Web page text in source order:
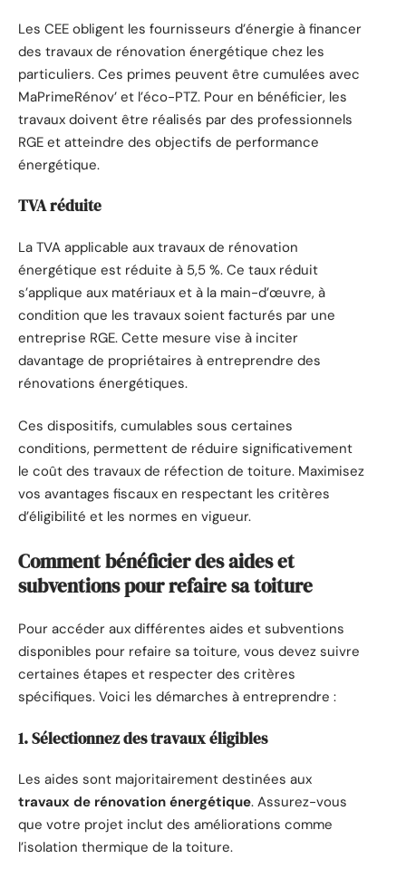
Les CEE obligent les fournisseurs d’énergie à financer
des travaux de rénovation énergétique chez les
particuliers. Ces primes peuvent être cumulées avec
MaPrimeRénov’ et l’éco-PTZ. Pour en bénéficier, les
travaux doivent être réalisés par des professionnels
RGE et atteindre des objectifs de performance
énergétique.
TVA réduite
La TVA applicable aux travaux de rénovation
énergétique est réduite à 5,5 %. Ce taux réduit
s’applique aux matériaux et à la main-d’œuvre, à
condition que les travaux soient facturés par une
entreprise RGE. Cette mesure vise à inciter
davantage de propriétaires à entreprendre des
rénovations énergétiques.
Ces dispositifs, cumulables sous certaines
conditions, permettent de réduire significativement
le coût des travaux de réfection de toiture. Maximisez
vos avantages fiscaux en respectant les critères
d’éligibilité et les normes en vigueur.
Comment bénéficier des aides et
subventions pour refaire sa toiture
Pour accéder aux différentes aides et subventions
disponibles pour refaire sa toiture, vous devez suivre
certaines étapes et respecter des critères
spécifiques. Voici les démarches à entreprendre :
1. Sélectionnez des travaux éligibles
Les aides sont majoritairement destinées aux
travaux de rénovation énergétique. Assurez-vous
que votre projet inclut des améliorations comme
l’isolation thermique de la toiture.